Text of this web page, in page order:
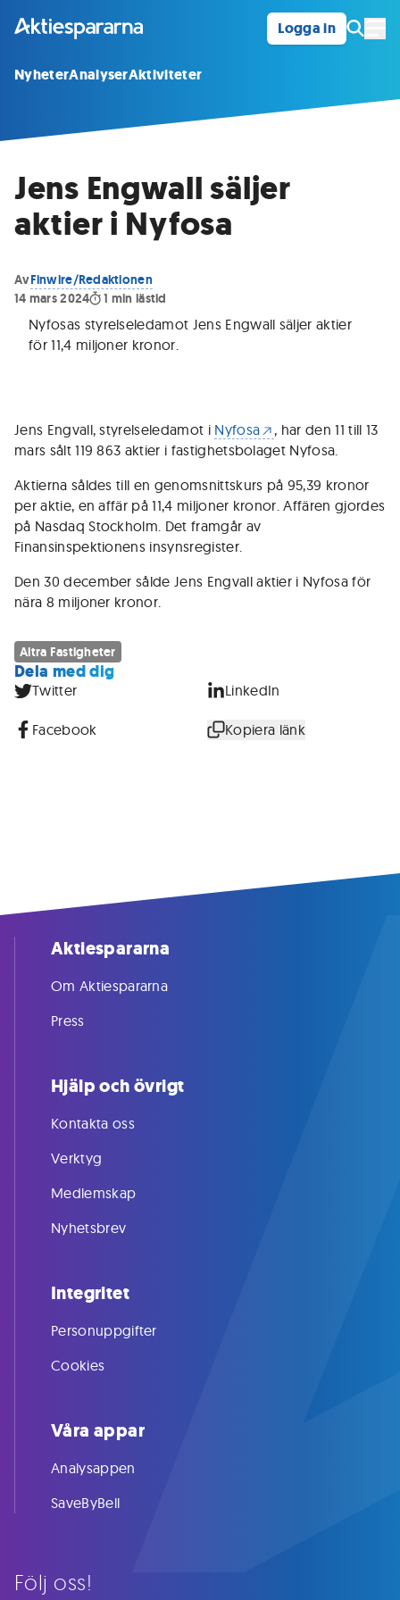
Logga in
NyheterAnalyserAktiviteter
Jens Engwall säljer
aktier i Nyfosa
AvFinwire/Redaktionen
14 mars 2024
1 min lästid
Nyfosas styrelseledamot Jens Engwall säljer aktier
för 11,4 miljoner kronor.
Jens Engvall, styrelseledamot i Nyfosa
, har den 11 till 13
mars sålt 119 863 aktier i fastighetsbolaget Nyfosa.
Aktierna såldes till en genomsnittskurs på 95,39 kronor
per aktie, en affär på 11,4 miljoner kronor. Affären gjordes
på Nasdaq Stockholm. Det framgår av
Finansinspektionens insynsregister.
Den 30 december sålde Jens Engvall aktier i Nyfosa för
nära 8 miljoner kronor.
Altra Fastigheter
Dela med dig
Twitter LinkedIn
Facebook Kopiera länk
Följ oss!
Aktiespararna
Om Aktiespararna
Press
Hjälp och övrigt
Kontakta oss
Verktyg
Medlemskap
Nyhetsbrev
Integritet
Personuppgifter
Cookies
Våra appar
Analysappen
SaveByBell